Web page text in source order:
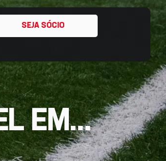
SEJA SÓCIO
EM...